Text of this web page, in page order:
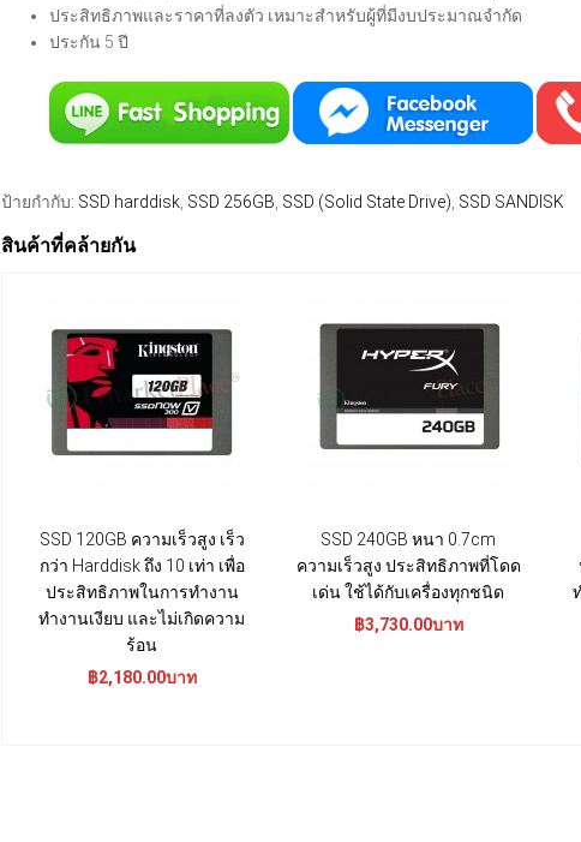
ประสิทธิภาพและราคาที่ลงตัว เหมาะสําหรับผู้ที่มีงบประมาณจํากัด
ประกัน 5 ปี
ป้ายกำกับ: SSD harddisk SSD 256GB SSD (Solid State Drive) SSD SANDISK
สินค้าที่คล้ายกัน
SSD 120GB ความเร็วสูง เร็ว
กว่า Harddisk ถึง 10 เท่า เพื่อ
ประสิทธิภาพในการทำงาน
ทำงานเงียบ และไม่เกิดความ
ร้อน
฿2,180.00บาท
SSD 240GB หนา 0.7cm
ความเร็วสูง ประสิทธิภาพที่โดด
เด่น ใช้ได้กับเครื่องทุกชนิด
฿3,730.00บาท